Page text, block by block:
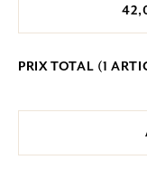
PRIX TOTAL (1